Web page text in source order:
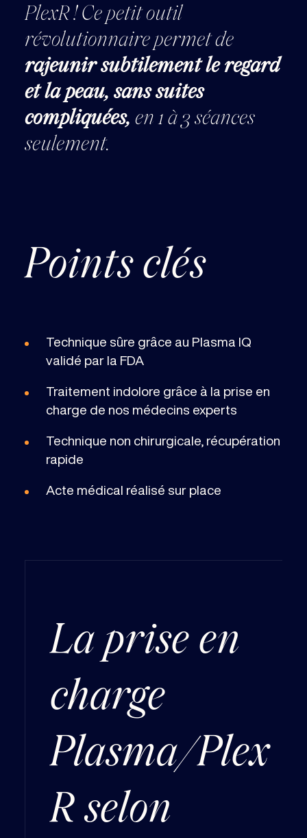
PlexR ! Ce petit outil
révolutionnaire permet de
rajeunir subtilement le regard
et la peau, sans suites
compliquées, en 1 à 3 séances
seulement.
Points clés
Technique sûre grâce au Plasma IQ
validé par la FDA
Traitement indolore grâce à la prise en
charge de nos médecins experts
Technique non chirurgicale, récupération
rapide
Acte médical réalisé sur place
La prise en
charge
Plasma/Plex
R selon